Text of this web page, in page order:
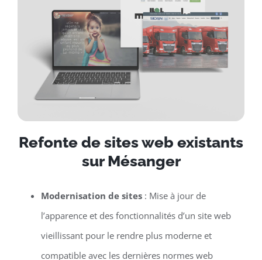
Refonte de sites web existants
sur Mésanger
Modernisation de sites: Mise à jour de
l’apparence et des fonctionnalités d’un site web
vieillissant pour le rendre plus moderne et
compatible avec les dernières normes web